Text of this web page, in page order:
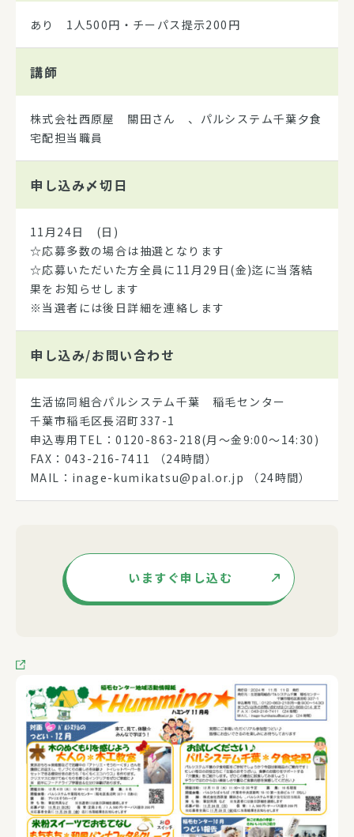
あり 1人500円・チーパス提示200円
講師
株式会社西原屋 關田さん 、パルシステム千葉夕食
宅配担当職員
申し込み〆切日
11月24日 (日)
☆応募多数の場合は抽選となります
☆応募いただいた方全員に11月29日(金)迄に当落結
果をお知らせします
※当選者には後日詳細を連絡します
申し込み/お問い合わせ
生活協同組合パルシステム千葉 稲毛センター
千葉市稲毛区長沼町337-1
申込専用TEL：0120-863-218(月～金9:00～14:30)
FAX：043-216-7411 （24時間）
MAIL：inage-kumikatsu@pal.or.jp （24時間）
いますぐ申し込む